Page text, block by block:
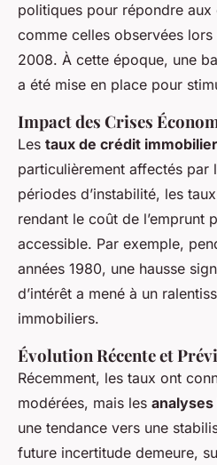
politiques pour répondre
comme celles observées
2008. À cette époque, une
a été mise en place pour
Impact des Crises
Les taux de crédit immobilier
particulièrement affectés par
périodes d’instabilité, les
rendant le coût de l’emprunt
accessible. Par exemple,
années 1980, une hausse
d’intérêt a mené à un
immobiliers.
Évolution Récente et
Récemment, les taux ont
modérées, mais les
une tendance vers une
future incertitude demeure,